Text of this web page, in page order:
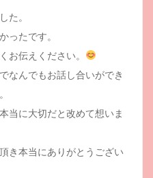
た。
ったです。
お伝えください。
なんでもお話し合いができ
当に大切だと改めて想いま
き本当にありがとうござい